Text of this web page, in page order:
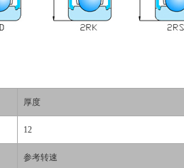
厚度
12
参考转速